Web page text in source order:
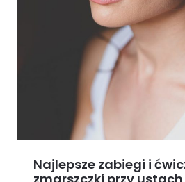
Najlepsze zabiegi i